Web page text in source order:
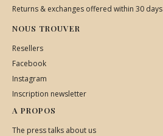
Returns & exchanges offered within 30 days
NOUS TROUVER
Resellers
Facebook
Instagram
Inscription newsletter
A PROPOS
The press talks about us